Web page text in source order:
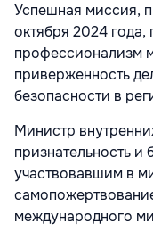
Успешная миссия,
октября 2024
профессионализм
приверженность
безопасности в
Министр
признательность и
участвовавшим в
международного